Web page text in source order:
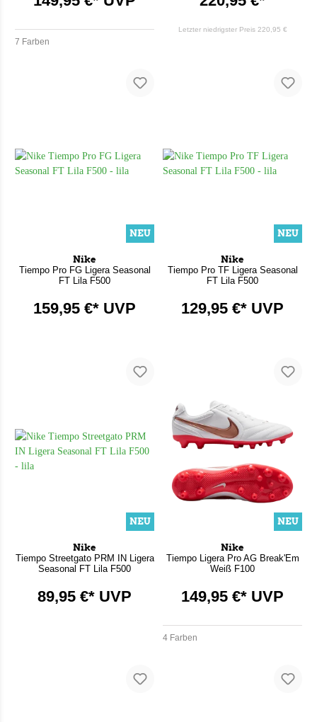
7 Farben
Letzter niedrigster Preis 220,95 €
NEU
Nike
Tiempo Pro FG Ligera Seasonal
FT Lila F500
159,95 €* UVP
NEU
Nike
Tiempo Pro TF Ligera Seasonal
FT Lila F500
129,95 €* UVP
NEU
Nike
Tiempo Streetgato PRM IN Ligera
Seasonal FT Lila F500
89,95 €* UVP
NEU
Nike
Tiempo Ligera Pro AG Break'Em
Weiß F100
149,95 €* UVP
4 Farben